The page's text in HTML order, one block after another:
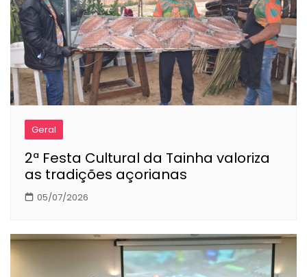
Geral
2ª Festa Cultural da Tainha valoriza
as tradições açorianas
05/07/2026